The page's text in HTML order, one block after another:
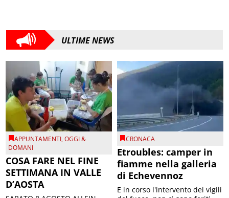
ULTIME NEWS
APPUNTAMENTI,OGGI &
DOMANI
COSA FARE NEL FINE
SETTIMANA IN VALLE
D’AOSTA
CRONACA
Etroubles: camper in
fiamme nella galleria
di Echevennoz
E in corso l'intervento dei vigili